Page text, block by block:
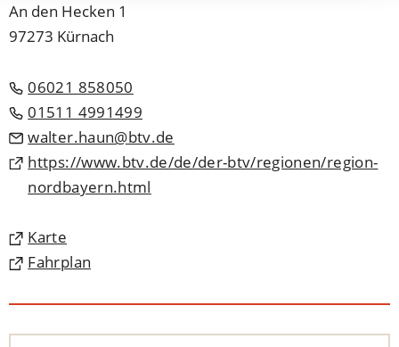
An den Hecken 1
97273 Kürnach
06021 858050
01511 4991499
walter.haun
btv de
https://www.btv.de/de/der-btv/regionen/region-
nordbayern.html
(Öffnet
einem
neuen
Karte
(Öffnet
in
neuen
Tab)
Fahrplan
(Öffnet
einem
neuen